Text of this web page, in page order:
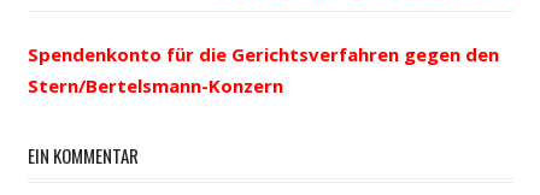
Spendenkonto für die Gerichtsverfahren gegen den
Stern/Bertelsmann-Konzern
EIN KOMMENTAR